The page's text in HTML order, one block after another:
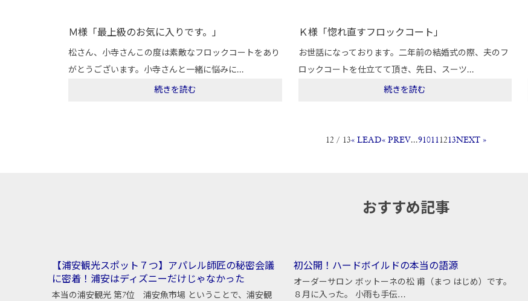
Ｍ様「最上級のお気に入りです。」
松さん、小寺さんこの度は素敵なフロックコートをあり
がとうございます。小寺さんと一緒に悩みに...
続きを読む
Ｋ様「惚れ直すフロックコート」
お世話になっております。二年前の結婚式の際、夫のフ
ロックコートを仕立てて頂き、先日、スーツ...
続きを読む
12 / 13« LEAD« PREV...910111213NEXT »
おすすめ記事
【浦安観光スポット７つ】アパレル師匠の秘密会議
に密着！浦安はディズニーだけじゃなかった
本当の浦安観光 第7位 浦安魚市場 ということで、浦安観
初公開！ハードボイルドの本当の語源
オーダーサロン ボットーネの松 甫（まつ はじめ）です。
８月に入った。 小雨も手伝…